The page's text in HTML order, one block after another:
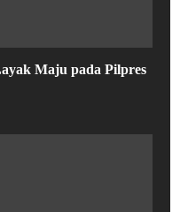
Maju pada Pilpres